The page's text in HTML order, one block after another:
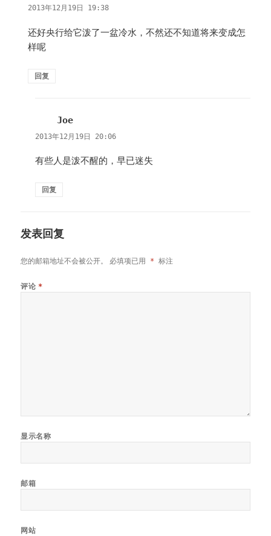
道：
2013年12月19日 19:38
还好央行给它泼了一盆冷水，不然还不知道将来变成怎
样呢
回复
Joe
道：
2013年12月19日 20:06
有些人是泼不醒的，早已迷失
回复
发表回复
您的邮箱地址不会被公开。 必填项已用 * 标注
评论 *
显示名称
邮箱
网站